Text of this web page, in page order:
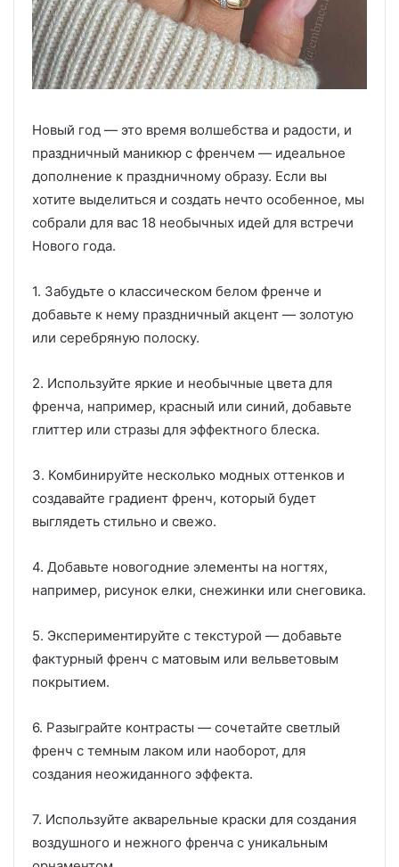
Новый год — это время волшебства и радости, и
праздничный маникюр с френчем — идеальное
дополнение к праздничному образу. Если вы
хотите выделиться и создать нечто особенное, мы
собрали для вас 18 необычных идей для встречи
Нового года.
1. Забудьте о классическом белом френче и
добавьте к нему праздничный акцент — золотую
или серебряную полоску.
2. Используйте яркие и необычные цвета для
френча, например, красный или синий, добавьте
глиттер или стразы для эффектного блеска.
3. Комбинируйте несколько модных оттенков и
создавайте градиент френч, который будет
выглядеть стильно и свежо.
4. Добавьте новогодние элементы на ногтях,
например, рисунок елки, снежинки или снеговика.
5. Экспериментируйте с текстурой — добавьте
фактурный френч с матовым или вельветовым
покрытием.
6. Разыграйте контрасты — сочетайте светлый
френч с темным лаком или наоборот, для
создания неожиданного эффекта.
7. Используйте акварельные краски для создания
воздушного и нежного френча с уникальным